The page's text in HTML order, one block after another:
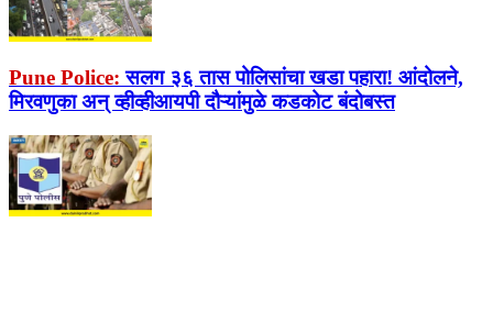
Pune Police: सलग ३६ तास पोलिसांचा खडा पहारा! आंदोलने,
मिरवणुका अन् व्हीव्हीआयपी दौऱ्यांमुळे कडकोट बंदोबस्त